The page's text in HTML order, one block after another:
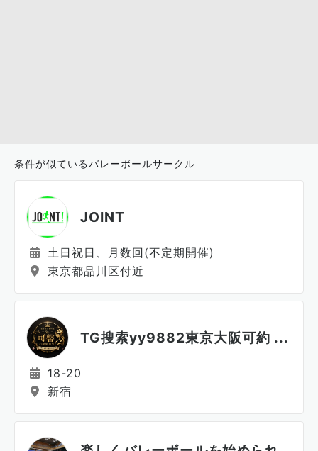
条件が似ているバレーボールサークル
JOINT
土日祝日、月数回(不定期開催)
東京都品川区付近
TG搜索yy9882東京大阪可約 ...
18-20
新宿